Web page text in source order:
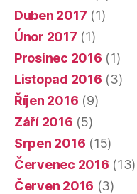
Duben 2017 (1)
Únor 2017 (1)
Prosinec 2016 (1)
Listopad 2016 (3)
Říjen 2016 (9)
Září 2016 (5)
Srpen 2016 (15)
Červenec 2016 (13)
Červen 2016 (3)